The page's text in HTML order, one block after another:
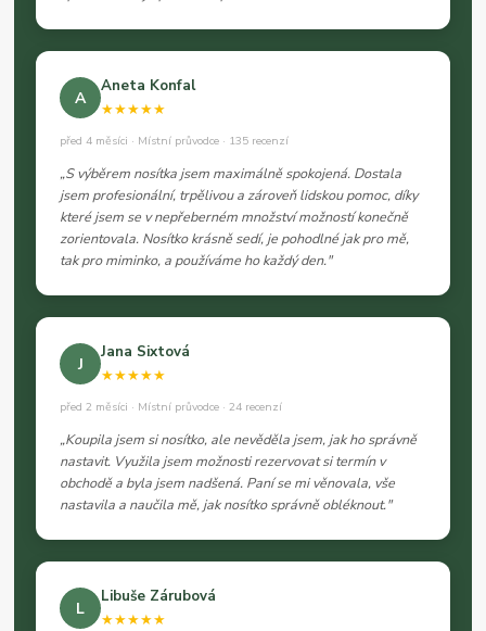
A
Aneta Konfal
★★★★★
před 4 měsíci · Místní průvodce · 135 recenzí
„S výběrem nosítka jsem maximálně spokojená. Dostala
jsem profesionální, trpělivou a zároveň lidskou pomoc, díky
které jsem se v nepřeberném množství možností konečně
zorientovala. Nosítko krásně sedí, je pohodlné jak pro mě,
tak pro miminko, a používáme ho každý den."
J
Jana Sixtová
★★★★★
před 2 měsíci · Místní průvodce · 24 recenzí
„Koupila jsem si nosítko, ale nevěděla jsem, jak ho správně
nastavit. Využila jsem možnosti rezervovat si termín v
obchodě a byla jsem nadšená. Paní se mi věnovala, vše
nastavila a naučila mě, jak nosítko správně obléknout."
L
Libuše Zárubová
★★★★★